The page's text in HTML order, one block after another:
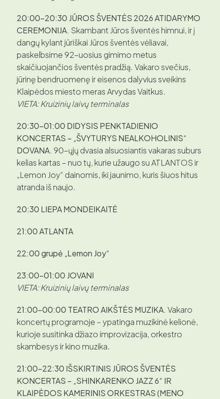
20:00–20:30 JŪROS ŠVENTĖS 2026 ATIDARYMO
CEREMONIJA. Skambant Jūros šventės himnui, ir į
dangų kylant jūriškai Jūros šventės vėliavai,
paskelbsime 92-uosius gimimo metus
skaičiuojančios šventės pradžią. Vakaro svečius,
jūrinę bendruomenę ir eisenos dalyvius sveikins
Klaipėdos miesto meras Arvydas Vaitkus.
VIETA: Kruizinių laivų terminalas
20:30–01:00 DIDYSIS PENKTADIENIO
KONCERTAS – „ŠVYTURYS NEALKOHOLINIS“
DOVANA. 90-ųjų dvasia alsuosiantis vakaras suburs
kelias kartas – nuo tų, kurie užaugo su ATLANTOS ir
„Lemon Joy“ dainomis, iki jaunimo, kuris šiuos hitus
atranda iš naujo.
20:30 LIEPA MONDEIKAITĖ
21:00ATLANTA
22:00grupė „Lemon Joy“
23:00–01:00 JOVANI
VIETA: Kruizinių laivų terminalas
21:00–00:00 TEATRO AIKŠTĖS MUZIKA. Vakaro
koncertų programoje – ypatinga muzikinė kelionė,
kurioje susitinka džiazo improvizacija, orkestro
skambesys ir kino muzika.
21:00–22:30 IŠSKIRTINIS JŪROS ŠVENTĖS
KONCERTAS – „SHINKARENKO JAZZ 6“ IR
KLAIPĖDOS KAMERINIS ORKESTRAS (MENO